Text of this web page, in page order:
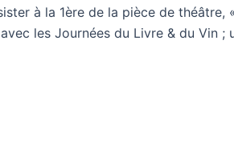
à la 1ère de la pièce de
les Journées du Livre & du Vin